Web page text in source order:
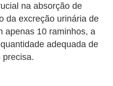
na absorção de
da excreção urinária de
apenas 10 raminhos, a
adequada de
precisa.